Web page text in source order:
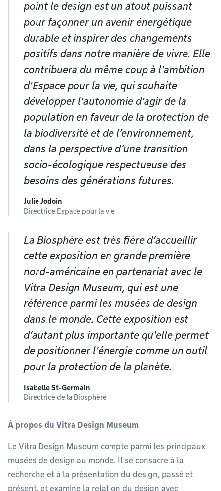
point le design est un atout puissant
pour façonner un avenir énergétique
durable et inspirer des changements
positifs dans notre manière de vivre. Elle
contribuera du même coup à l'ambition
d'Espace pour la vie, qui souhaite
développer l’autonomie d’agir de la
population en faveur de la protection de
la biodiversité et de l’environnement,
dans la perspective d’une transition
socio-écologique respectueuse des
besoins des générations futures.
Julie Jodoin
Directrice Espace pour la vie
La Biosphère est très fière d’accueillir
cette exposition en grande première
nord-américaine en partenariat avec le
Vitra Design Museum, qui est une
référence parmi les musées de design
dans le monde. Cette exposition est
d’autant plus importante qu'elle permet
de positionner l'énergie comme un outil
pour la protection de la planète.
Isabelle St-Germain
Directrice de la Biosphère
À propos du Vitra Design Museum
Le Vitra Design Museum compte parmi les principaux
musées de design au monde. Il se consacre à la
recherche et à la présentation du design, passé et
présent, et examine la relation du design avec